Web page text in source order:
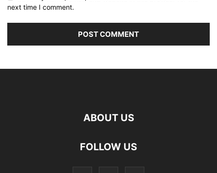
next time I comment.
ABOUT US
FOLLOW US